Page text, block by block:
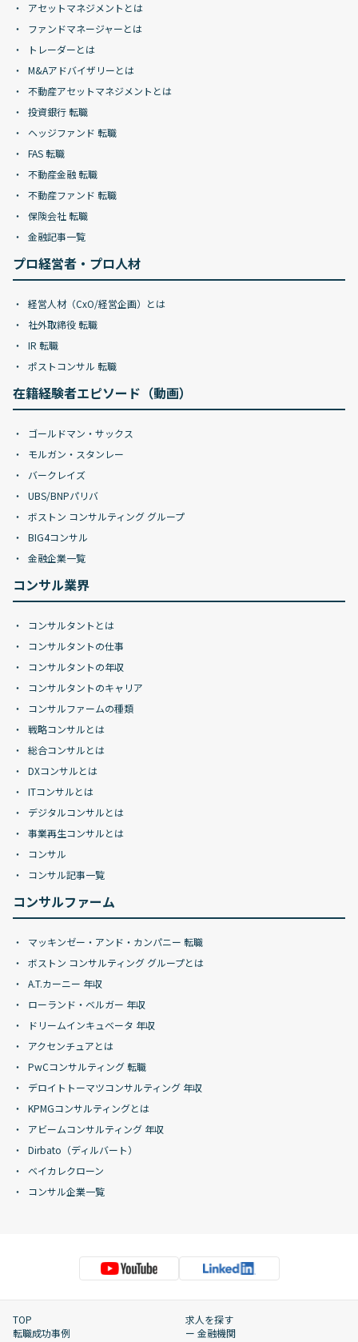
アセットマネジメントとは
ファンドマネージャーとは
トレーダーとは
M&Aアドバイザリーとは
不動産アセットマネジメントとは
投資銀行 転職
ヘッジファンド 転職
FAS 転職
不動産金融 転職
不動産ファンド 転職
保険会社 転職
金融記事一覧
プロ経営者・プロ人材
経営人材（CxO/経営企画）とは
社外取締役 転職
IR 転職
ポストコンサル 転職
在籍経験者エピソード（動画）
ゴールドマン・サックス
モルガン・スタンレー
バークレイズ
UBS/BNPパリバ
ボストン コンサルティング グループ
BIG4コンサル
金融企業一覧
コンサル業界
コンサルタントとは
コンサルタントの仕事
コンサルタントの年収
コンサルタントのキャリア
コンサルファームの種類
戦略コンサルとは
総合コンサルとは
DXコンサルとは
ITコンサルとは
デジタルコンサルとは
事業再生コンサルとは
コンサル
コンサル記事一覧
コンサルファーム
マッキンゼー・アンド・カンパニー 転職
ボストン コンサルティング グループとは
A.T.カーニー 年収
ローランド・ベルガー 年収
ドリームインキュベータ 年収
アクセンチュアとは
PwCコンサルティング 転職
デロイトトーマツコンサルティング 年収
KPMGコンサルティングとは
アビームコンサルティング 年収
Dirbato（ディルバート）
ベイカレクローン
コンサル企業一覧
TOP
転職成功事例
求人を探す
ー 金融機関